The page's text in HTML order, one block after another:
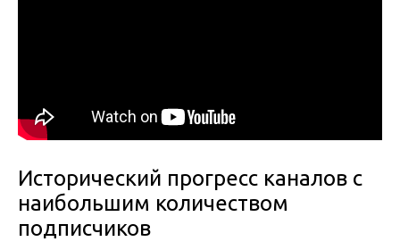
Исторический прогресс каналов с
наибольшим количеством
подписчиков